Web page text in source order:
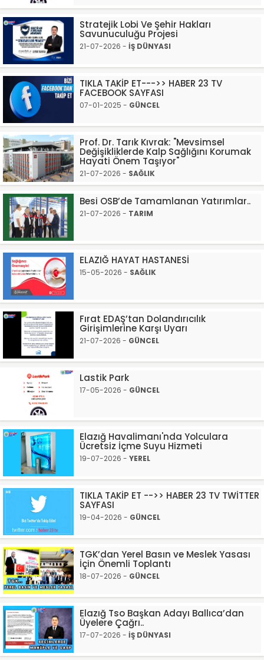
Stratejik Lobi Ve Şehir Hakları
Savunuculuğu Projesi
21-07-2026 - İŞ DÜNYASI
TIKLA TAKİP ET--->> HABER 23 TV
FACEBOOK SAYFASI
07-01-2025 - GÜNCEL
Prof. Dr. Tarık Kıvrak: "Mevsimsel
Değişikliklerde Kalp Sağlığını Korumak
Hayati Önem Taşıyor"
21-07-2026 - SAĞLIK
Besi OSB’de Tamamlanan Yatırımlar..
21-07-2026 - TARIM
ELAZIĞ HAYAT HASTANESİ
15-05-2026 - SAĞLIK
Fırat EDAŞ’tan Dolandırıcılık
Girişimlerine Karşı Uyarı
21-07-2026 - GÜNCEL
Lastik Park
17-05-2026 - GÜNCEL
Elazığ Havalimanı'nda Yolculara
Ücretsiz İçme Suyu Hizmeti
19-07-2026 - YEREL
TIKLA TAKİP ET -->> HABER 23 TV TWİTTER
SAYFASI
19-04-2026 - GÜNCEL
TGK’dan Yerel Basın ve Meslek Yasası
İçin Önemli Toplantı
18-07-2026 - GÜNCEL
Elazığ Tso Başkan Adayı Ballıca’dan
Üyelere Çağrı..
17-07-2026 - İŞ DÜNYASI